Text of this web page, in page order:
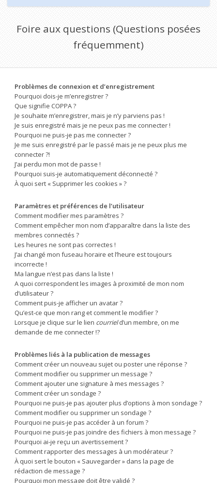
Foire aux questions (Questions posées
fréquemment)
Problèmes de connexion et d’enregistrement
Pourquoi dois-je m’enregistrer ?
Que signifie COPPA ?
Je souhaite m’enregistrer, mais je n’y parviens pas !
Je suis enregistré mais je ne peux pas me connecter !
Pourquoi ne puis-je pas me connecter ?
Je me suis enregistré par le passé mais je ne peux plus me
connecter ?!
J’ai perdu mon mot de passe !
Pourquoi suis-je automatiquement déconnecté ?
À quoi sert « Supprimer les cookies » ?
Paramètres et préférences de l’utilisateur
Comment modifier mes paramètres ?
Comment empêcher mon nom d’apparaître dans la liste des
membres connectés ?
Les heures ne sont pas correctes !
J’ai changé mon fuseau horaire et l’heure est toujours
incorrecte !
Ma langue n’est pas dans la liste !
A quoi correspondent les images à proximité de mon nom
d’utilisateur ?
Comment puis-je afficher un avatar ?
Qu’est-ce que mon rang et comment le modifier ?
Lorsque je clique sur le lien courrield’un membre, on me
demande de me connecter !?
Problèmes liés à la publication de messages
Comment créer un nouveau sujet ou poster une réponse ?
Comment modifier ou supprimer un message ?
Comment ajouter une signature à mes messages ?
Comment créer un sondage ?
Pourquoi ne puis-je pas ajouter plus d’options à mon sondage ?
Comment modifier ou supprimer un sondage ?
Pourquoi ne puis-je pas accéder à un forum ?
Pourquoi ne puis-je pas joindre des fichiers à mon message ?
Pourquoi ai-je reçu un avertissement ?
Comment rapporter des messages à un modérateur ?
À quoi sert le bouton « Sauvegarder » dans la page de
rédaction de message ?
Pourquoi mon message doit être validé ?